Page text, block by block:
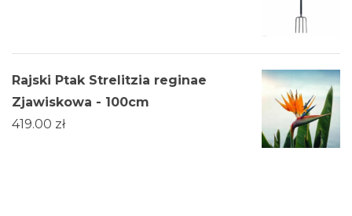
Rajski Ptak Strelitzia reginae
Zjawiskowa - 100cm
419.00 zł